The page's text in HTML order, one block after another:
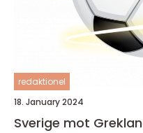
redaktionel
18. January 2024
Sverige mot